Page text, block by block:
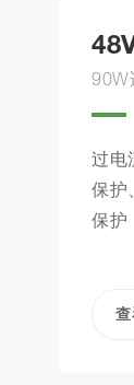
90W
过电
保护
保护
查